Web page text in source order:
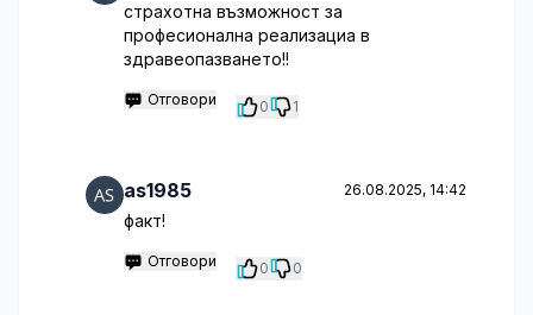
страхотна възможност за
професионална реализациа в
здравеопазването!!
Отговори 0 1
as1985 26.08.2025, 14:42
факт!
Отговори 0 0